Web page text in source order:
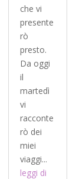
che vi
presente
rò
presto.
Da oggi
il
martedì
vi
racconte
rò dei
miei
viaggi...
leggi di